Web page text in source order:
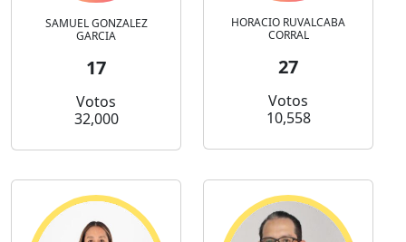
SAMUEL GONZALEZ
GARCIA
17
Votos
32,000
HORACIO RUVALCABA
CORRAL
27
Votos
10,558